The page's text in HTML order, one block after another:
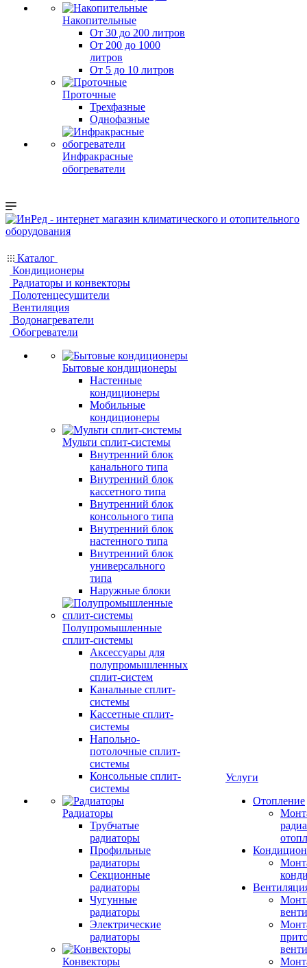
Накопительные
От 30 до 200 литров
От 200 до 1000
литров
От 5 до 10 литров
Проточные
Трехфазные
Однофазные
Инфракрасные
обогреватели
Каталог
Кондиционеры
Радиаторы и конвекторы
Полотенцесушители
Вентиляция
Водонагреватели
Обогреватели
Бытовые кондиционеры
Настенные
кондиционеры
Мобильные
кондиционеры
Мульти сплит-системы
Внутренний блок
канального типа
Внутренний блок
кассетного типа
Внутренний блок
консольного типа
Внутренний блок
настенного типа
Внутренний блок
универсального
типа
Наружные блоки
Полупромышленные
сплит-системы
Аксессуары для
полупромышленных
сплит-систем
Канальные сплит-
системы
Кассетные сплит-
системы
Напольно-
потолочные сплит-
системы
Консольные сплит-
системы
Радиаторы
Трубчатые
радиаторы
Профильные
радиаторы
Секционные
радиаторы
Чугунные
радиаторы
Электрические
радиаторы
Конвекторы
Услуги
Отопление